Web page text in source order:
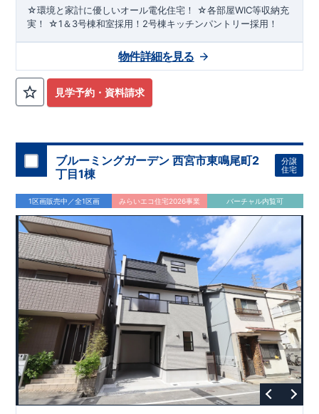
☆環境と家計に優しいオール電化住宅！ ☆各部屋WIC等収納充
実！ ☆1＆3号棟和室採用！2号棟キッチンパントリー採用！
見学予約・資料請求
物件詳細を見る
ブルーミングガーデン 西宮市東鳴尾町2
丁目1棟
分譲
住宅
1区画販売中／全1区画 みらいエコ住宅2026事業 バーチャル内覧可